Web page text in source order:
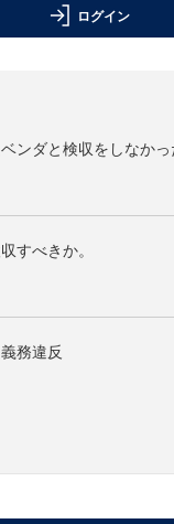
ログイン
ンダと検収をしなか
すべきか。
務違反